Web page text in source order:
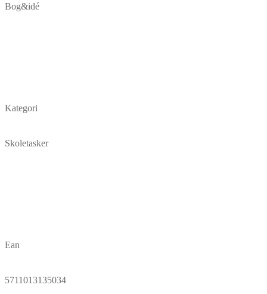
Bog&idé
Kategori
Skoletasker
Ean
5711013135034